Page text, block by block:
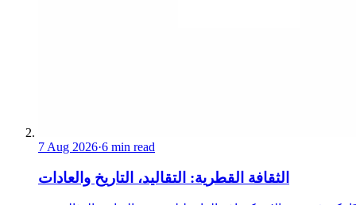
7 Aug 2026·6 min read
الثقافة القطرية: التقاليد، التاريخ والعادات